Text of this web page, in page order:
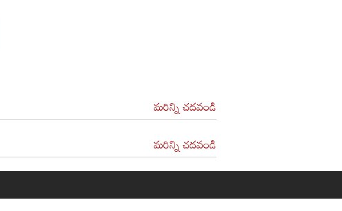
మరిన్ని చదవండి
మరిన్ని చదవండి